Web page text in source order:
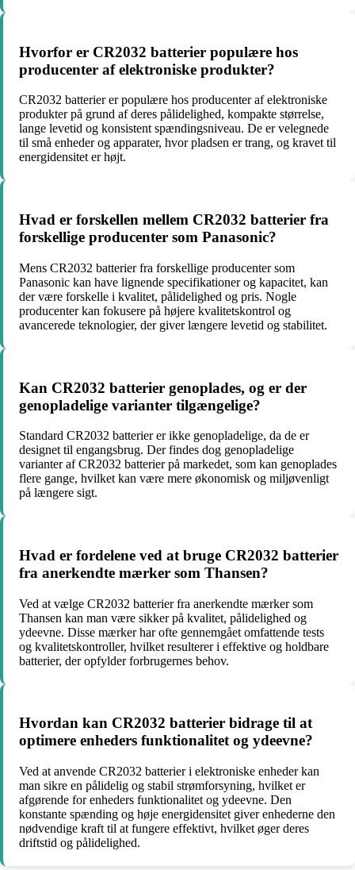
Hvorfor er CR2032 batterier populære hos
producenter af elektroniske produkter?
CR2032 batterier er populære hos producenter af elektroniske
produkter på grund af deres pålidelighed, kompakte størrelse,
lange levetid og konsistent spændingsniveau. De er velegnede
til små enheder og apparater, hvor pladsen er trang, og kravet til
energidensitet er højt.
Hvad er forskellen mellem CR2032 batterier fra
forskellige producenter som Panasonic?
Mens CR2032 batterier fra forskellige producenter som
Panasonic kan have lignende specifikationer og kapacitet, kan
der være forskelle i kvalitet, pålidelighed og pris. Nogle
producenter kan fokusere på højere kvalitetskontrol og
avancerede teknologier, der giver længere levetid og stabilitet.
Kan CR2032 batterier genoplades, og er der
genopladelige varianter tilgængelige?
Standard CR2032 batterier er ikke genopladelige, da de er
designet til engangsbrug. Der findes dog genopladelige
varianter af CR2032 batterier på markedet, som kan genoplades
flere gange, hvilket kan være mere økonomisk og miljøvenligt
på længere sigt.
Hvad er fordelene ved at bruge CR2032 batterier
fra anerkendte mærker som Thansen?
Ved at vælge CR2032 batterier fra anerkendte mærker som
Thansen kan man være sikker på kvalitet, pålidelighed og
ydeevne. Disse mærker har ofte gennemgået omfattende tests
og kvalitetskontroller, hvilket resulterer i effektive og holdbare
batterier, der opfylder forbrugernes behov.
Hvordan kan CR2032 batterier bidrage til at
optimere enheders funktionalitet og ydeevne?
Ved at anvende CR2032 batterier i elektroniske enheder kan
man sikre en pålidelig og stabil strømforsyning, hvilket er
afgørende for enheders funktionalitet og ydeevne. Den
konstante spænding og høje energidensitet giver enhederne den
nødvendige kraft til at fungere effektivt, hvilket øger deres
driftstid og pålidelighed.